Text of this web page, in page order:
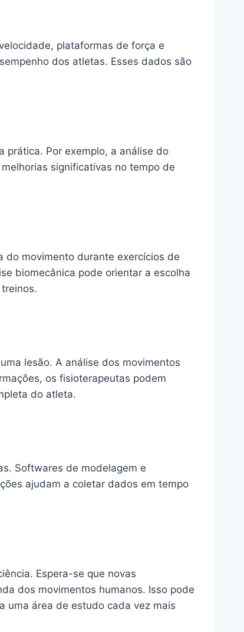
plataformas de força e
dos atletas. Esses dados são
prática. Por exemplo, a análise do
significativas no tempo de
do movimento durante exercícios de
biomecânica pode orientar a escolha
lesão. A análise dos movimentos
os fisioterapeutas podem
do atleta.
Softwares de modelagem e
ajudam a coletar dados em tempo
Espera-se que novas
dos movimentos humanos. Isso pode
uma área de estudo cada vez mais